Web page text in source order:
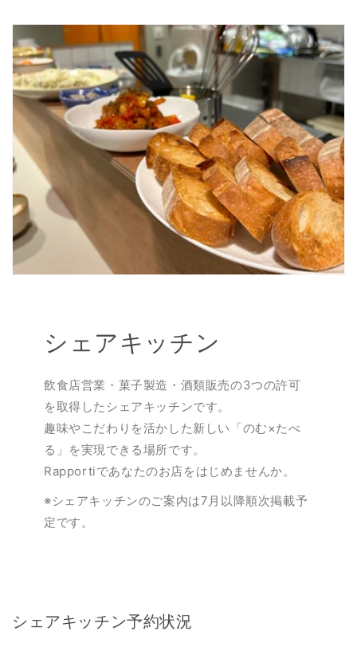
シェアキッチン
飲食店営業・菓子製造・酒類販売の3つの許可
を取得したシェアキッチンです。
趣味やこだわりを活かした新しい「のむ×たべ
る」を実現できる場所です。
Rapportiであなたのお店をはじめませんか。
※シェアキッチンのご案内は7月以降順次掲載予
定です。
シェアキッチン予約状況